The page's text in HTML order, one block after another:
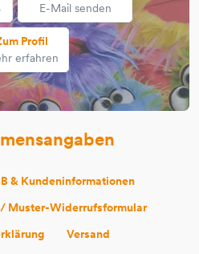
E-Mail senden
Profil
erfahren
& Kundeninformationen
Muster-Widerrufsformular
Versand